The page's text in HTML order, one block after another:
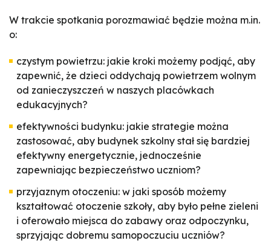
W trakcie spotkania porozmawiać będzie można m.in.
o:
czystym powietrzu: jakie kroki możemy podjąć, aby
zapewnić, że dzieci oddychają powietrzem wolnym
od zanieczyszczeń w naszych placówkach
edukacyjnych?
efektywności budynku: jakie strategie można
zastosować, aby budynek szkolny stał się bardziej
efektywny energetycznie, jednocześnie
zapewniając bezpieczeństwo uczniom?
przyjaznym otoczeniu: w jaki sposób możemy
kształtować otoczenie szkoły, aby było pełne zieleni
i oferowało miejsca do zabawy oraz odpoczynku,
sprzyjając dobremu samopoczuciu uczniów?